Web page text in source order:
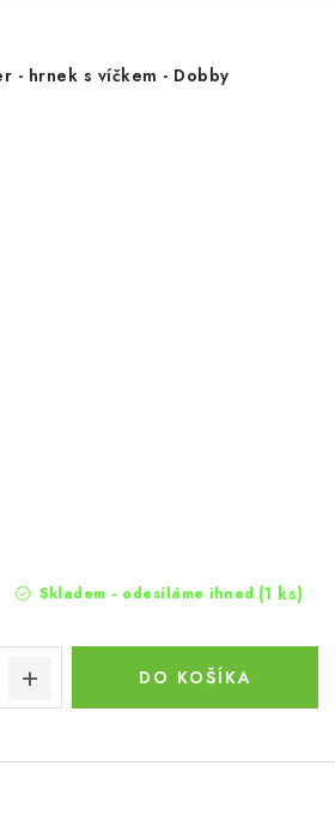
- hrnek s víčkem - Dobby
Skladem - odesíláme ihned (1 ks)
DO KOŠÍKA